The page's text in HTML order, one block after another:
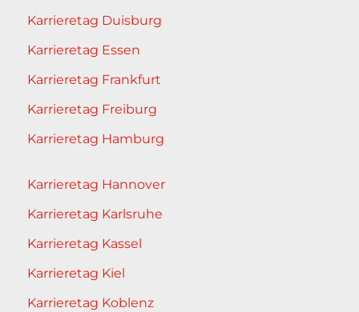
Karrieretag Duisburg
Karrieretag Essen
Karrieretag Frankfurt
Karrieretag Freiburg
Karrieretag Hamburg
Karrieretag Hannover
Karrieretag Karlsruhe
Karrieretag Kassel
Karrieretag Kiel
Karrieretag Koblenz